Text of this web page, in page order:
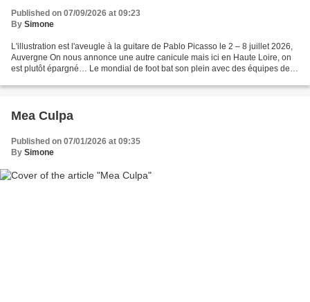
Published on 07/09/2026 at 09:23
By Simone
L'illustration est l'aveugle à la guitare de Pablo Picasso le 2 – 8 juillet 2026,
Auvergne On nous annonce une autre canicule mais ici en Haute Loire, on
est plutôt épargné… Le mondial de foot bat son plein avec des équipes des
Mea Culpa
Published on 07/01/2026 at 09:35
By Simone